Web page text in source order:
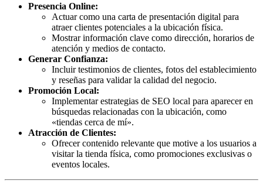
Presencia Online:
Actuar como una carta de presentación digital para
atraer clientes potenciales a la ubicación física.
Mostrar información clave como dirección, horarios de
atención y medios de contacto.
Generar Confianza:
Incluir testimonios de clientes, fotos del establecimiento
y reseñas para validar la calidad del negocio.
Promoción Local:
Implementar estrategias de SEO local para aparecer en
búsquedas relacionadas con la ubicación, como
«tiendas cerca de mí».
Atracción de Clientes:
Ofrecer contenido relevante que motive a los usuarios a
visitar la tienda física, como promociones exclusivas o
eventos locales.